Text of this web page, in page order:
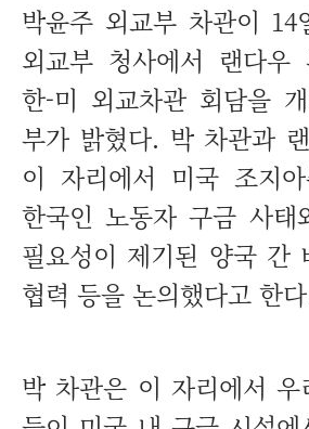
박윤주 외교부 차관이
외교부 청사에서 랜다우
한-미 외교차관 회담을
부가 밝혔다. 박 차관과
이 자리에서 미국 조지
한국인 노동자 구금 사태
필요성이 제기된 양국 간
협력 등을 논의했다고 한
박 차관은 이 자리에서